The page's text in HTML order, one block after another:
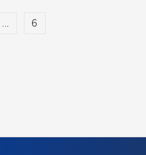
... 6